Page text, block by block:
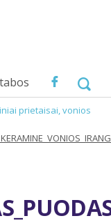
prietaisai, vonios